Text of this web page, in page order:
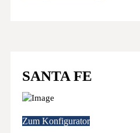
SANTA FE
Zum Konfigurator